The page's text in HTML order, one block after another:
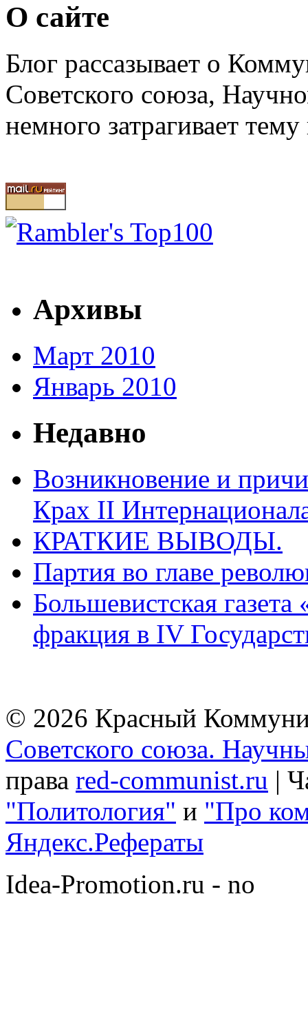
О сайте
Блог рассазывает о
Советского союза,
немного затрагивает
Архивы
Март 2010
Январь 2010
Недавно
Возникновение и
Крах II
КРАТКИЕ ВЫВОДЫ.
Партия во главе
Большевистская
фракция в IV
© 2026 Красный
Советского союза.
права red-communist.ru |
"Политология" и "Про
Яндекс.Рефераты
Idea-Promotion.ru - no